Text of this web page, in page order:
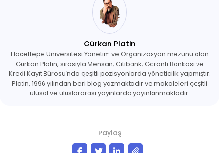
Gürkan Platin
Hacettepe Üniversitesi Yönetim ve Organizasyon mezunu olan
Gürkan Platin, sırasıyla Mensan, Citibank, Garanti Bankası ve
Kredi Kayıt Bürosu’nda çeşitli pozisyonlarda yöneticilik yapmıştır.
Platin, 1996 yılından beri blog yazmaktadır ve makaleleri çeşitli
ulusal ve uluslararası yayınlarda yayınlanmaktadır.
Paylaş